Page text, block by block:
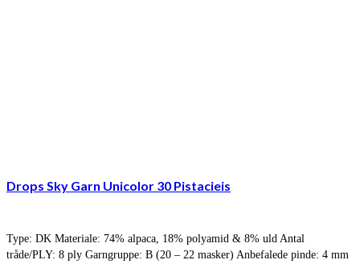
Drops Sky Garn Unicolor 30 Pistacieis
Type: DK Materiale: 74% alpaca, 18% polyamid & 8% uld Antal
tråde/PLY: 8 ply Garngruppe: B (20 – 22 masker) Anbefalede pinde: 4 mm